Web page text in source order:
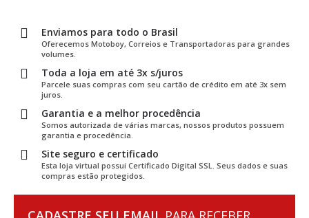
Enviamos para todo o Brasil
Oferecemos Motoboy, Correios e Transportadoras para grandes
volumes.
Toda a loja em até 3x s/juros
Parcele suas compras com seu cartão de crédito em até 3x sem
juros.
Garantia e a melhor procedência
Somos autorizada de várias marcas, nossos produtos possuem
garantia e procedência.
Site seguro e certificado
Esta loja virtual possui Certificado Digital SSL. Seus dados e suas
compras estão protegidos.